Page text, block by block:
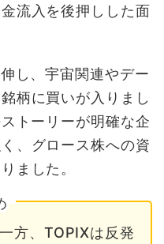
流入を後押しした面
し、宇宙関連やデー
柄に買いが入りまし
トーリーが明確な企
、グロース株への資
ました。
方、TOPIXは反発